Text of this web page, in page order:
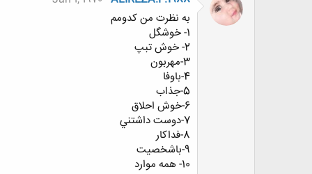
به نظرت من كدومم
1- خوشگل
2- خوش تبپ
3-مهربون
4-باوفا
5-جذاب
6-خوش احلاق
7-دوست داشتني
8-فداكار
9-باشخصيت
10- همه موارد